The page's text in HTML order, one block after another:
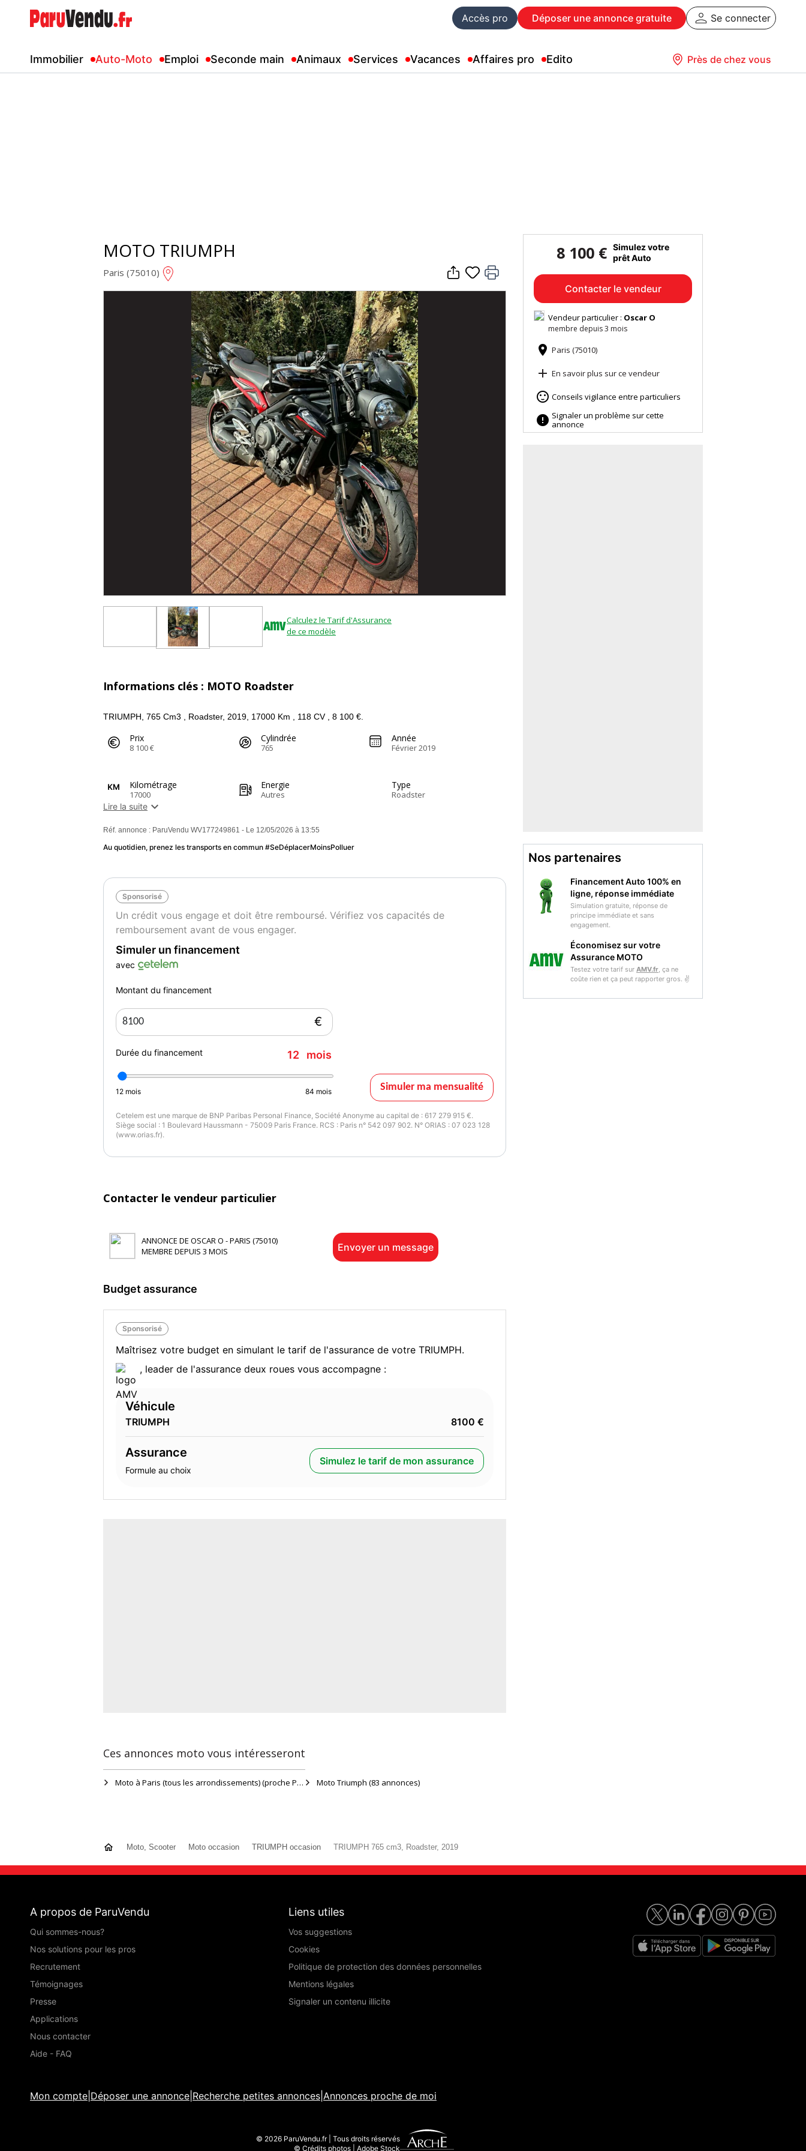
Accès pro Déposer une annonce gratuite Se connecter
Immobilier Auto-Moto Emploi Seconde main Animaux Services Vacances Affaires pro Edito Près de chez vous
MOTO TRIUMPH
Paris (75010)
Calculez le Tarif d'Assurance
de ce modèle
Informations clés : MOTO Roadster
TRIUMPH, 765 Cm3 , Roadster, 2019, 17000 Km , 118 CV , 8 100 €.
Prix
8 100 €
Cylindrée
765
Année
Février 2019
Kilométrage
17000
Energie
Autres
Type
Roadster
Puissance fiscale Etat du véhicule
Irréprochable
Lire la suite 
Réf. annonce : ParuVendu WV177249861 - Le 12/05/2026 à 13:55
Au quotidien, prenez les transports en commun #SeDéplacerMoinsPolluer
Sponsorisé
Un crédit vous engage et doit être remboursé. Vérifiez vos capacités de
remboursement avant de vous engager.
Simuler un financement
avec
Montant du financement
€
Durée du financement 12 mois
12 mois 84 mois Simuler ma mensualité
Cetelem est une marque de BNP Paribas Personal Finance, Société Anonyme au capital de : 617 279 915 €.
Siège social : 1 Boulevard Haussmann - 75009 Paris France. RCS : Paris n° 542 097 902. N° ORIAS : 07 023 128
(www.orias.fr).
Contacter le vendeur particulier
ANNONCE DE OSCAR O - PARIS (75010)
MEMBRE DEPUIS 3 MOIS
Envoyer un message
Budget assurance
Sponsorisé
Maîtrisez votre budget en simulant le tarif de l'assurance de votre TRIUMPH.
, leader de l'assurance deux roues vous accompagne :
Véhicule
TRIUMPH 8100 €
Assurance
Formule au choix
Simulez le tarif de mon assurance
Ces annonces moto vous intéresseront
Moto à Paris (tous les arrondissements) (proche Paris) (80 annonces)
Moto Triumph (83 annonces)
8 100 € Simulez votre
prêt Auto
Contacter le vendeur
Vendeur particulier : Oscar O
membre depuis 3 mois
 Paris (75010)
 En savoir plus sur ce vendeur
 Conseils vigilance entre particuliers
 Signaler un problème sur cette
annonce
Nos partenaires
Financement Auto 100% en
ligne, réponse immédiate
Simulation gratuite, réponse de
principe immédiate et sans
engagement.
Économisez sur votre
Assurance MOTO
Testez votre tarif sur AMV.fr, ça ne
coûte rien et ça peut rapporter gros. ✌️
Moto, Scooter Moto occasion TRIUMPH occasion TRIUMPH 765 cm3, Roadster, 2019
A propos de ParuVendu
Qui sommes-nous?
Nos solutions pour les pros
Recrutement
Témoignages
Presse
Applications
Nous contacter
Aide - FAQ
Liens utiles
Vos suggestions
Cookies
Politique de protection des données personnelles
Mentions légales
Signaler un contenu illicite
Mon compte Déposer une annonce Recherche petites annonces Annonces proche de moi
© 2026 ParuVendu.fr | Tous droits réservés
© Crédits photos | Adobe Stock